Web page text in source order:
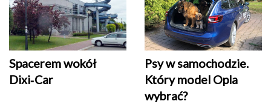
Spacerem wokół
Dixi‑Car
Psy w samochodzie.
Który model Opla
wybrać?